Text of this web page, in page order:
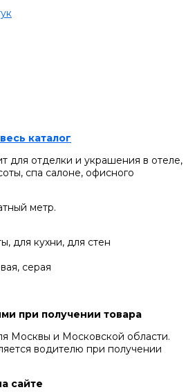
каталог
для отделки и украшения в отеле,
спа салоне, офисного
метр.
для кухни, для стен
серая
при получении товара
Москвы и Московской области.
водителю при получении
сайте